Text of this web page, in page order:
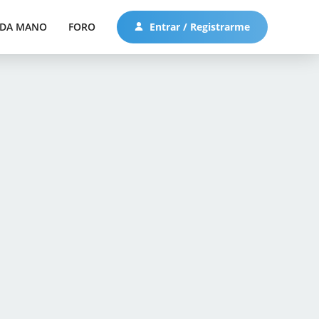
MANO FORO Entrar / Registrarme